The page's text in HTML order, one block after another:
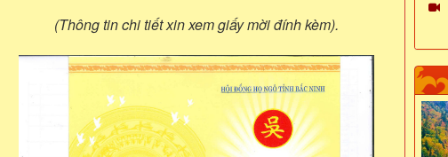
(Thông tin chi tiết xin xem giấy mời đính kèm).